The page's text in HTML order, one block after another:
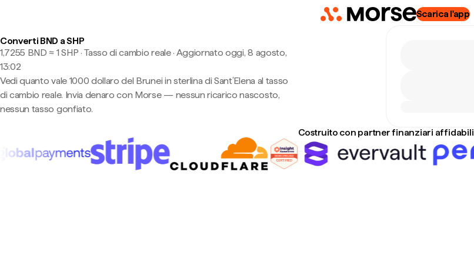
Scarica l'app
Converti BND a SHP
1,7255 BND ≈ 1 SHP · Tasso di cambio reale· Aggiornato oggi, 8 agosto,
13:02
Vedi quanto vale 1000 dollaro del Brunei in sterlina di Sant’Elena al tasso
di cambio reale. Invia denaro con Morse — nessun ricarico nascosto,
nessun tasso gonfiato.
Costruito con partner finanziari affidabili